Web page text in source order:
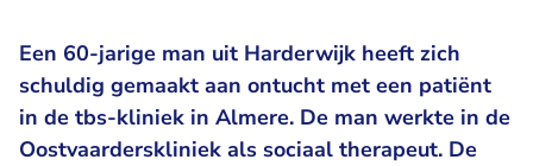
Een 60-jarige man uit Harderwijk heeft zich
schuldig gemaakt aan ontucht met een patiënt
in de tbs-kliniek in Almere. De man werkte in de
Oostvaarderskliniek als sociaal therapeut. De